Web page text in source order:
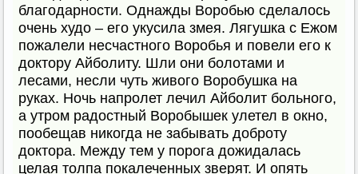
благодарности. Однажды Воробью сделалось
очень худо – его укусила змея. Лягушка с Ежом
пожалели несчастного Воробья и повели его к
доктору Айболиту. Шли они болотами и
лесами, несли чуть живого Воробушка на
руках. Ночь напролет лечил Айболит больного,
а утром радостный Воробышек улетел в окно,
пообещав никогда не забывать доброту
доктора. Между тем у порога дожидалась
целая толпа покалеченных зверят. И опять